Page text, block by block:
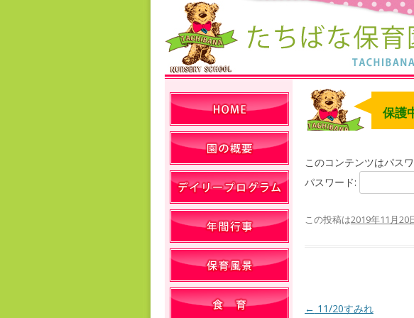
保護
このコンテンツはパス
パスワード:
この投稿は2019年11月20
← 11/20すみれ